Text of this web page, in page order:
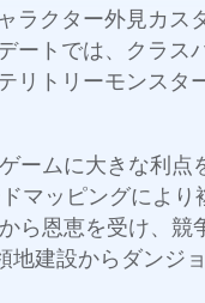
ラクター外見カス
ートでは、クラス
リトリーモンスタ
ムに大きな利点
マッピングにより
ら恩恵を受け、競
建設からダンジ